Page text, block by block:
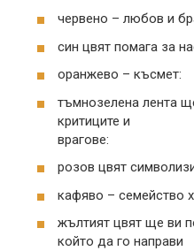
червено – любов и
син цвят помага за
оранжево – късмет:
тъмнозелена лента
критиците и
врагове:
розов цвят
кафяво – семейство
жълтият цвят ще ви
който да го направи